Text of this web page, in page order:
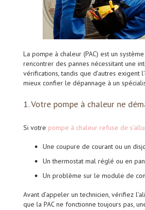
La pompe à chaleur (PAC) est un
rencontrer des pannes nécessitant une
vérifications, tandis que d’autres exigent
mieux confier le dépannage à un
1. Votre pompe à chaleur ne
Si votre pompe à chaleur refuse de
Une coupure de courant ou un
Un thermostat mal réglé ou en
Un problème sur le module de
Avant d’appeler un technicien, vérifiez
que la PAC ne fonctionne toujours pas,